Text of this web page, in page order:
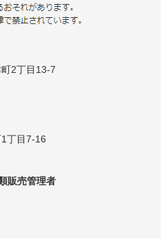
2丁目13-7
丁目7-16
販売管理者